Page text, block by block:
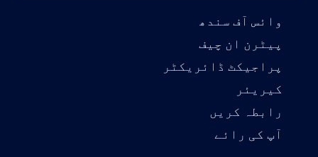
وائس آف سندھ
پیٹرن ان چیف
پراجیکٹ ڈائریکٹر
کیریئر
رابطہ کریں
آپ کی رائے